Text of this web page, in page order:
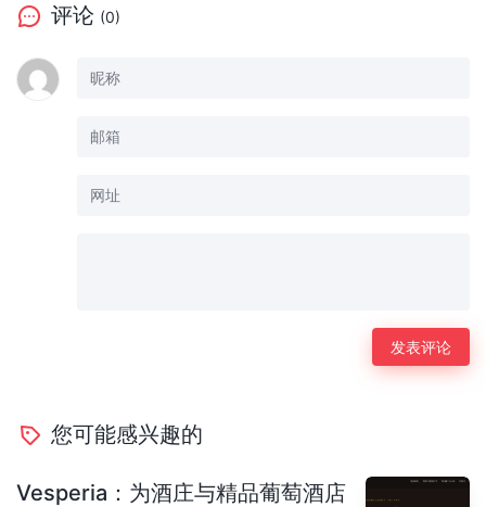
评论 (0)
您可能感兴趣的
Vesperia：为酒庄与精品葡萄酒店